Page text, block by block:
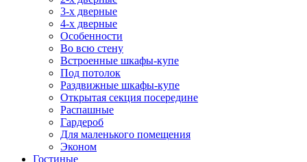
3-х дверные
4-х дверные
Особенности
Во всю стену
Встроенные шкафы-купе
Под потолок
Раздвижные шкафы-купе
Открытая секция посередине
Распашные
Гардероб
Для маленького помещения
Эконом
Гостиные